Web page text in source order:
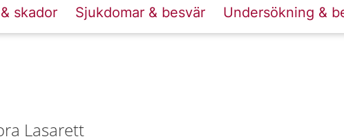
skador Sjukdomar & besvär Undersökning &
Lasarett